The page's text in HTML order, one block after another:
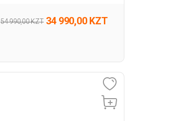
54 990,00 KZT 34 990,00 KZT